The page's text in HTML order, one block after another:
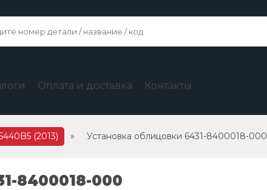
Оплата и доставка Контакты
(2013) » Установка облицовки 6431-8400018-000
8400018-000